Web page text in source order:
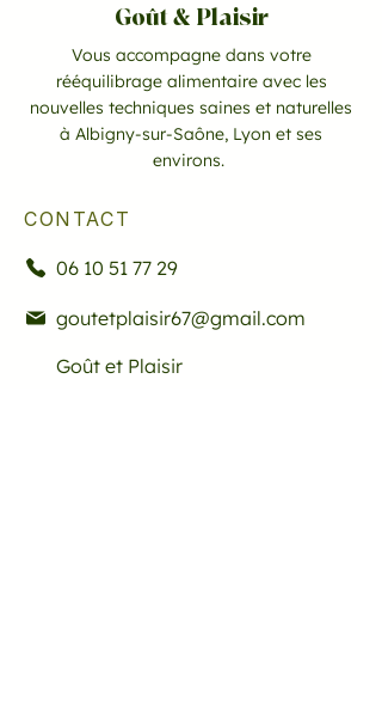
Goût & Plaisir
Vous accompagne dans votre
rééquilibrage alimentaire avec les
nouvelles techniques saines et naturelles
à Albigny-sur-Saône, Lyon et ses
environs.
CONTACT
06 10 51 77 29
goutetplaisir67@gmail.com
Goût et Plaisir